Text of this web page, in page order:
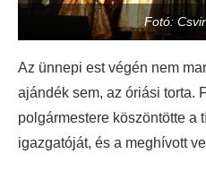
Fotó:
Az ünnepi est végén nem
ajándék sem, az óriási torta.
polgármestere köszöntötte a
igazgatóját, és a meghívott